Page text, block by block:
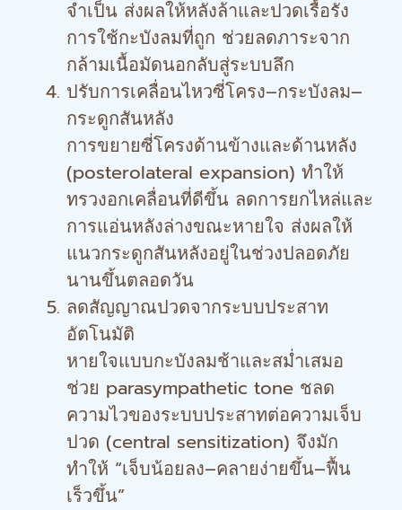
จำเป็น ส่งผลให้หลังล้าและปวดเรื้อรัง
การใช้กะบังลมที่ถูก ช่วยลดภาระจาก
กล้ามเนื้อมัดนอกลับสู่ระบบลึก
ปรับการเคลื่อนไหวซี่โครง–กระบังลม–
กระดูกสันหลัง
การขยายซี่โครงด้านข้างและด้านหลัง
(posterolateral expansion) ทำให้
ทรวงอกเคลื่อนที่ดีขึ้น ลดการยกไหล่และ
การแอ่นหลังล่างขณะหายใจ ส่งผลให้
แนวกระดูกสันหลังอยู่ในช่วงปลอดภัย
นานขึ้นตลอดวัน
ลดสัญญาณปวดจากระบบประสาท
อัตโนมัติ
หายใจแบบกะบังลมช้าและสม่ำเสมอ
ช่วย parasympathetic tone ชลด
ความไวของระบบประสาทต่อความเจ็บ
ปวด (central sensitization) จึงมัก
ทำให้ “เจ็บน้อยลง–คลายง่ายขึ้น–ฟื้น
เร็วขึ้น”